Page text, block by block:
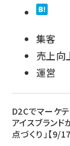
集客
売上向
運営
D2Cでマーケ
アイスブランド
点づくり」【9/